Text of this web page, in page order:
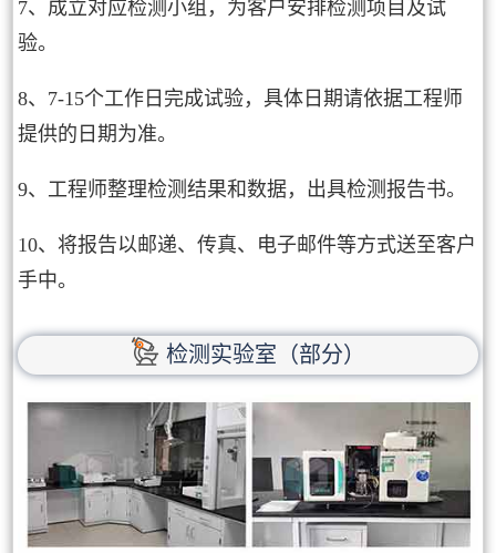
7、成立对应检测小组，为客户安排检测项目及试
验。
8、7-15个工作日完成试验，具体日期请依据工程师
提供的日期为准。
9、工程师整理检测结果和数据，出具检测报告书。
10、将报告以邮递、传真、电子邮件等方式送至客户
手中。
检测实验室（部分）